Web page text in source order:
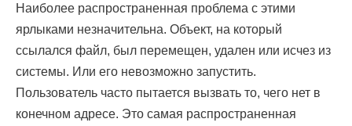
Наиболее распространенная проблема с этими
ярлыками незначительна. Объект, на который
ссылался файл, был перемещен, удален или исчез из
системы. Или его невозможно запустить.
Пользователь часто пытается вызвать то, чего нет в
конечном адресе. Это самая распространенная